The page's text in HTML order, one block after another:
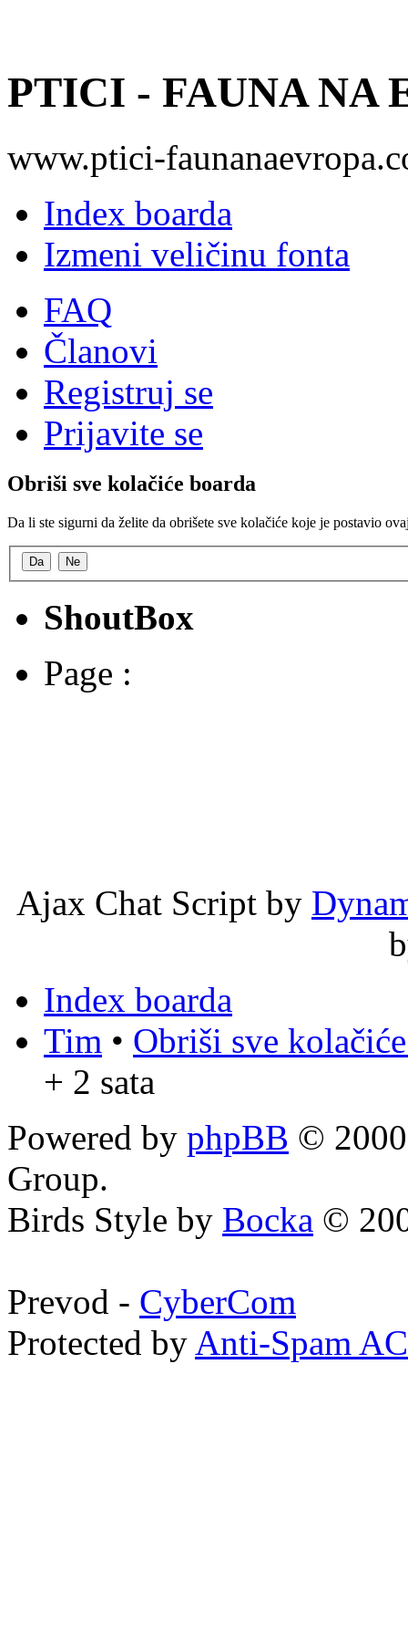
PTICI - FAUNA NA
www.ptici-
Index boarda
Izmeni veličinu fonta
FAQ
Članovi
Registruj se
Prijavite se
Obriši sve kolačiće boarda
Da li ste sigurni da želite da obrišete sve kolačiće koje je postavio
ShoutBox
Page :
Ajax Chat Script by
Index boarda
Tim • Obriši sve
+ 2 sata
Powered by phpBB ©
Group.
Birds Style by Bocka ©
Prevod - CyberCom
Protected by Anti-Spam